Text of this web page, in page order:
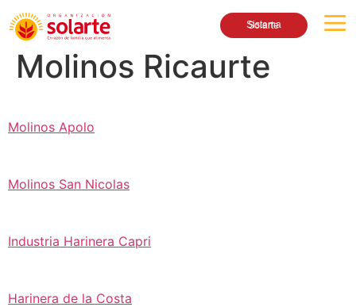
Sistema Solarte
Molinos Ricaurte
Molinos Apolo
Molinos San Nicolas
Industria Harinera Capri
Harinera de la Costa